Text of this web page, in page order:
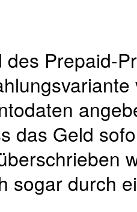
des Prepaid-
das Geld
sogar durch